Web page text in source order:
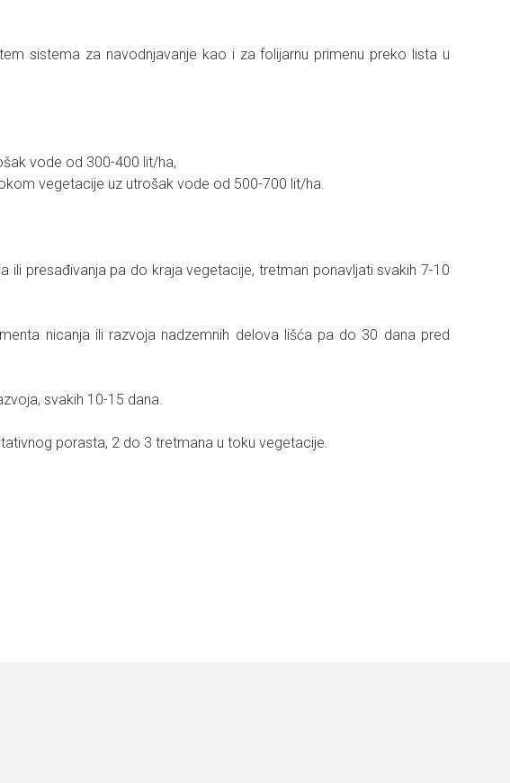
sistema za navodnjavanje kao i za folijarnu primenu preko lista u
vode od 300-400 lit/ha,
vegetacije uz utrošak vode od 500-700 lit/ha.
presađivanja pa do kraja vegetacije, tretman ponavljati svakih 7-10
nicanja ili razvoja nadzemnih delova lišća pa do 30 dana pred
svakih 10-15 dana.
porasta, 2 do 3 tretmana u toku vegetacije.